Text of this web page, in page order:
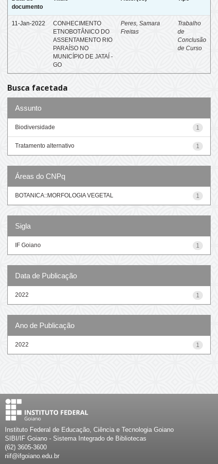
documento
11-Jan-2022
CONHECIMENTO
ETNOBOTÂNICO DO
ASSENTAMENTO RIO
PARAÍSO NO
MUNICÍPIO DE JATAÍ -
GO
Peres, Samara
Freitas
Trabalho
de
Conclusão
de Curso
Busca facetada
Assunto
1
Biodiversidade
1
Tratamento alternativo
Áreas do CNPq
1
BOTANICA::MORFOLOGIA VEGETAL
Sigla
1
IF Goiano
Data de Publicação
1
2022
Ano de Publicação
1
2022
Instituto Federal de Educação, Ciência e Tecnologia Goiano
SIBI/IF Goiano - Sistema Integrado de Bibliotecas
(62) 3605-3600
riif@ifgoiano.edu.br